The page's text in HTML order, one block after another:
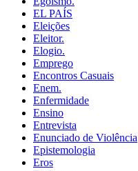
EL PAÍS
Eleições
Eleitor.
Elogio.
Emprego
Encontros Casuais
Enem.
Enfermidade
Ensino
Entrevista
Enunciado de Violência
Epistemologia
Eros